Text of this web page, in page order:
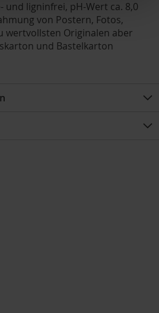
und ligninfrei, pH-Wert ca. 8,0
von Postern, Fotos,
wertvollsten Originalen aber
und Bastelkarton